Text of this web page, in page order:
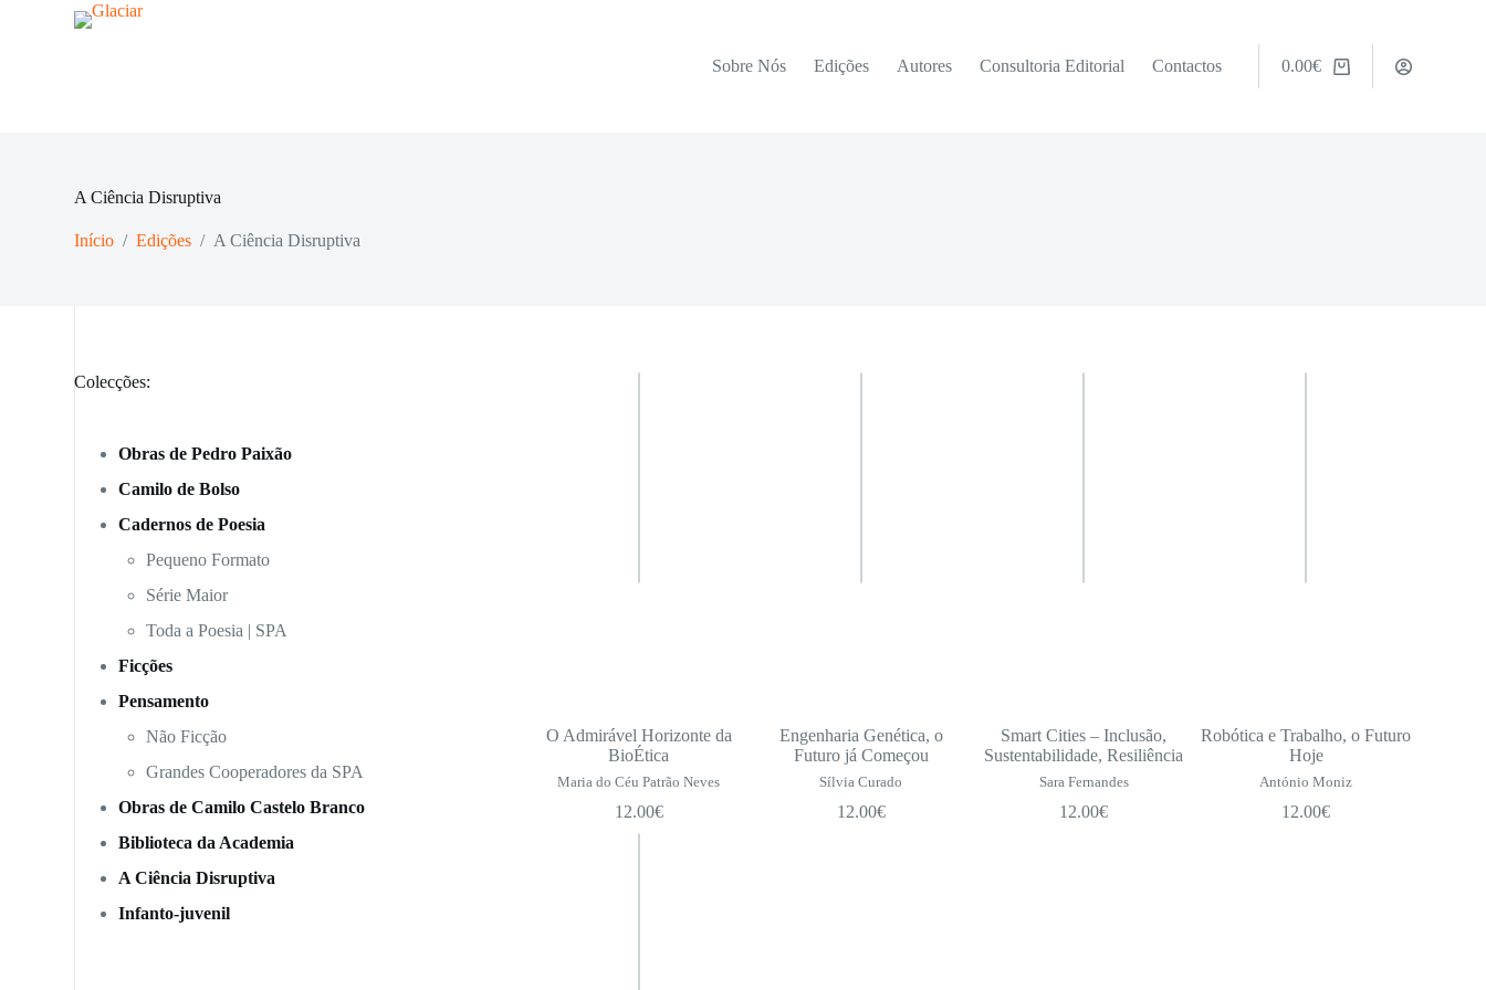
Sobre Nós Edições Autores Consultoria Editorial Contactos
Carrinho
0.00€
A Ciência Disruptiva
Início / Edições / A Ciência Disruptiva
O Admirável Horizonte da
BioÉtica
Maria do Céu Patrão Neves
12.00€
Engenharia Genética, o
Futuro já Começou
Sílvia Curado
12.00€
Smart Cities – Inclusão,
Sustentabilidade, Resiliência
Sara Fernandes
12.00€
Robótica e Trabalho, o Futuro
Hoje
António Moniz
12.00€
Colecções:
Obras de Pedro Paixão
Camilo de Bolso
Cadernos de Poesia
Pequeno Formato
Série Maior
Toda a Poesia | SPA
Ficções
Pensamento
Não Ficção
Grandes Cooperadores da SPA
Obras de Camilo Castelo Branco
Biblioteca da Academia
A Ciência Disruptiva
Infanto-juvenil